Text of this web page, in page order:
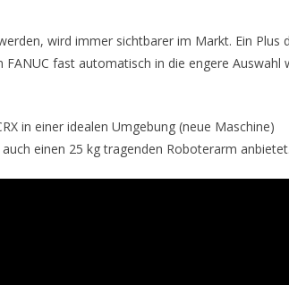
wird immer sichtbarer im Markt. Ein Plus
fast automatisch in die engere Auswahl
in einer idealen Umgebung (neue Maschine)
einen 25 kg tragenden Roboterarm anbietet.